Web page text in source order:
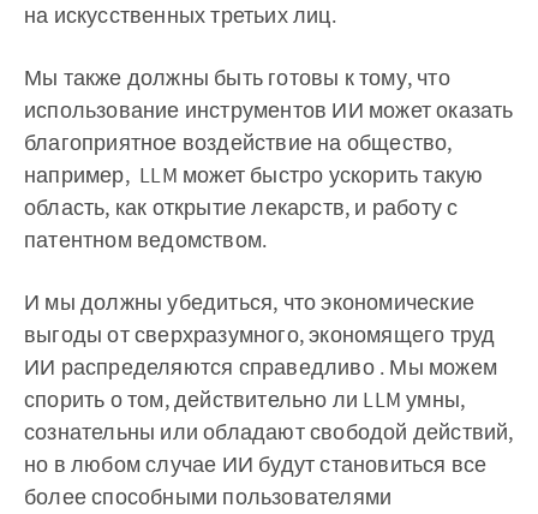
на искусственных третьих лиц.
Мы также должны быть готовы к тому, что
использование инструментов ИИ может оказать
благоприятное воздействие на общество,
например, LLM может быстро ускорить такую
область, как открытие лекарств, и работу с
патентном ведомством.
И мы должны убедиться, что экономические
выгоды от сверхразумного, экономящего труд
ИИ распределяются справедливо . ‌‌Мы можем
спорить о том, действительно ли LLM умны,
сознательны или обладают свободой действий,
но в любом случае ИИ будут становиться все
более способными пользователями